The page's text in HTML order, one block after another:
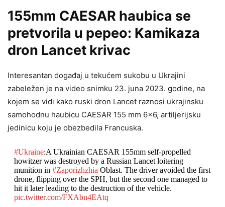
155mm CAESAR haubica se
pretvorila u pepeo: Kamikaza
dron Lancet krivac
Interesantan događaj u tekućem sukobu u Ukrajini
zabeležen je na video snimku 23. juna 2023. godine, na
kojem se vidi kako ruski dron Lancet raznosi ukrajinsku
samohodnu haubicu CAESAR 155 mm 6×6, artiljerijsku
jedinicu koju je obezbedila Francuska.
#Ukraine:A Ukrainian CAESAR 155mm self-propelled
howitzer was destroyed by a Russian Lancet loitering
munition in #Zaporizhzhia Oblast. The driver avoided the first
drone, flipping over the SPH, but the second one managed to
hit it later leading to the destruction of the vehicle.
pic.twitter.com/FXAbn4EAtq